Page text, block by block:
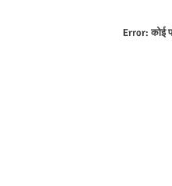
Error:कोई